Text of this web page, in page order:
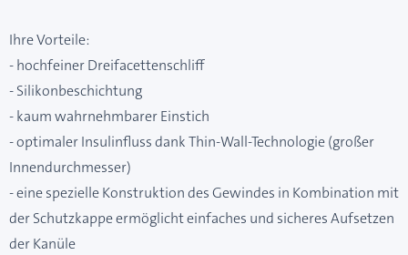
Ihre Vorteile:
- hochfeiner Dreifacettenschliff
- Silikonbeschichtung
- kaum wahrnehmbarer Einstich
- optimaler Insulinfluss dank Thin-Wall-Technologie (großer
Innendurchmesser)
- eine spezielle Konstruktion des Gewindes in Kombination mit
der Schutzkappe ermöglicht einfaches und sicheres Aufsetzen
der Kanüle